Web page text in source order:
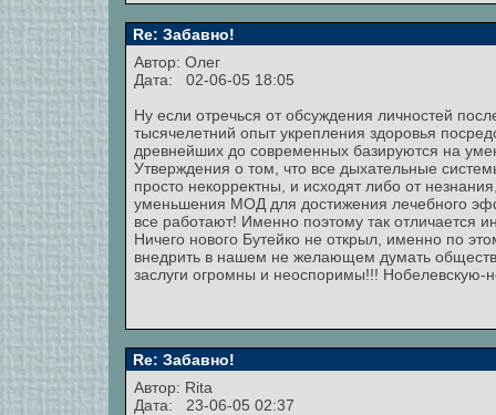
Re: Забавно!
Автор: Олег
Дата: 02-06-05 18:05
Ну если отречься от обсуждения личностей
тысячелетний опыт укрепления здоровья
древнейших до современных базируются на
Утверждения о том, что все дыхательные
просто некорректны, и исходят либо от
уменьшения МОД для достижения лечебного
все работают! Именно поэтому так отличается
Ничего нового Бутейко не открыл, именно по
внедрить в нашем не желающем думать
заслуги огромны и неоспоримы!!! Нобелевскую-
Re: Забавно!
Автор: Rita
Дата: 23-06-05 02:37